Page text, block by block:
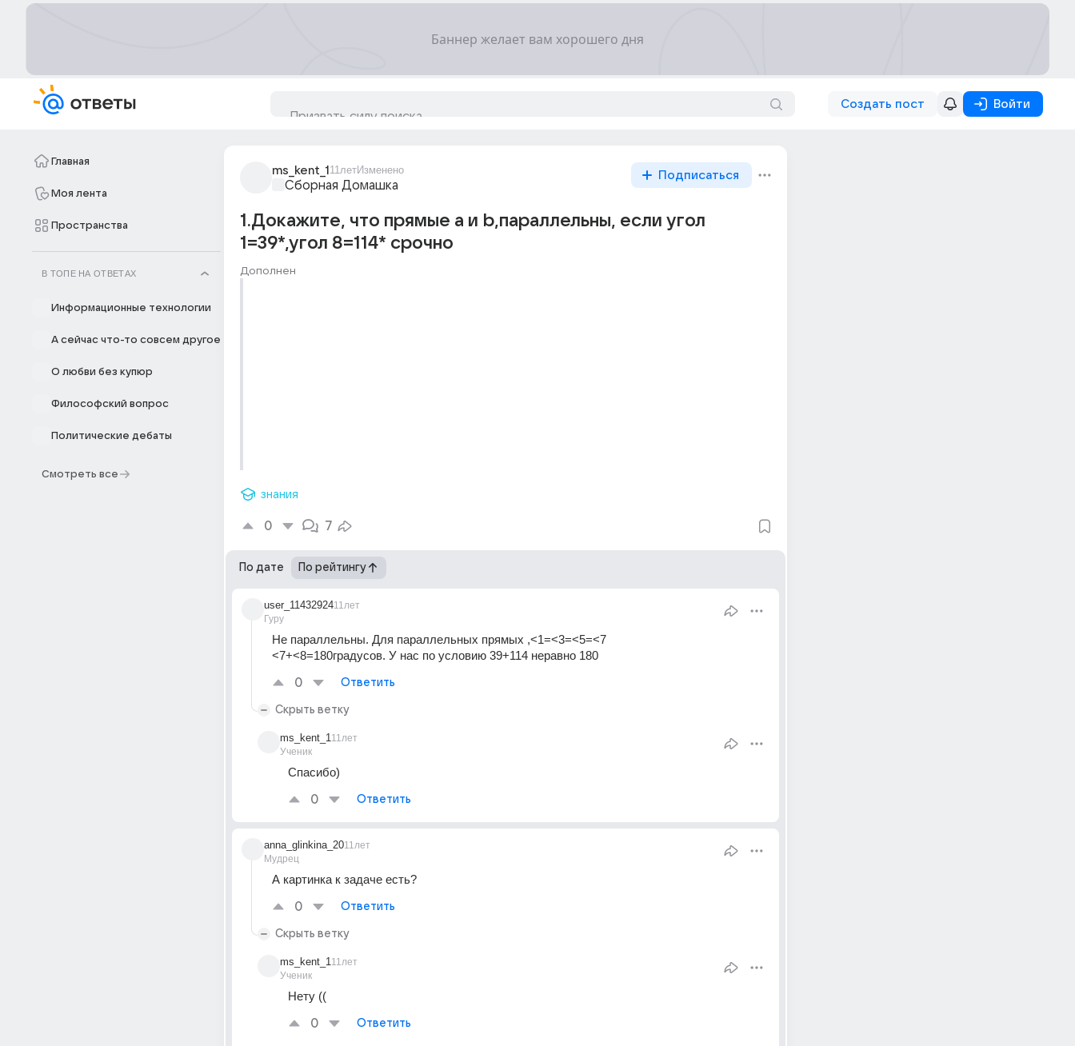
Создать пост Войти
Главная
Моя лента
Пространства
В ТОПЕ НА ОТВЕТАХ
Информационные технологии
А сейчас что-то совсем другое
О любви без купюр
Философский вопрос
Политические дебаты
Смотреть все
ms_kent_1 11летИзменено
Сборная Домашка
Подписаться
1.Докажите, что прямые а и b,параллельны, если угол
1=39*,угол 8=114* срочно
Дополнен
знания
0 7
По дате По рейтингу
user_11432924
Гуру
11лет
Не параллельны. Для параллельных прямых ,<1=<3=<5=<7
<7+<8=180градусов. У нас по условию 39+114 неравно 180
0 Ответить
Скрыть ветку
ms_kent_1
Ученик
11лет
Спасибо)
0 Ответить
anna_glinkina_20
Мудрец
11лет
А картинка к задаче есть?
0 Ответить
Скрыть ветку
ms_kent_1
Ученик
11лет
Нету ((
0 Ответить